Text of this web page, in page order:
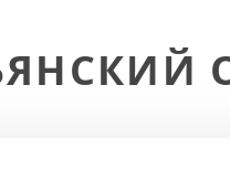
Белые
под покраску